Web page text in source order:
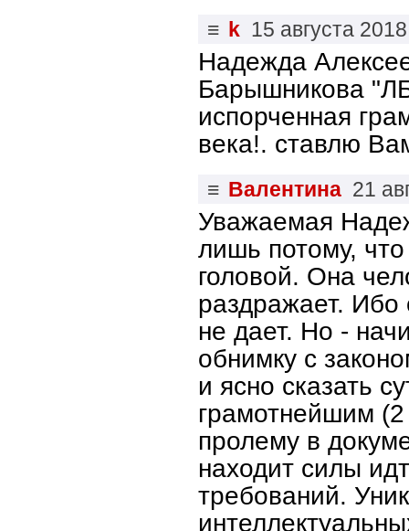
≡ k 15 августа 2018
Надежда
Барышникова
испорченная
века!. ставлю
≡ Валентина 21
Уважаемая
лишь потому,
головой. Она
раздражает. Ибо
не дает. Но -
обнимку с
и ясно сказать
грамотнейшим
пролему в
находит силы
требований.